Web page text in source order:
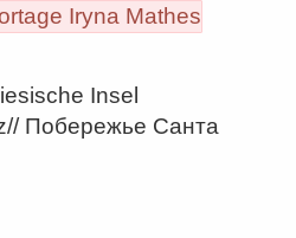
Insel
Побережье Санта